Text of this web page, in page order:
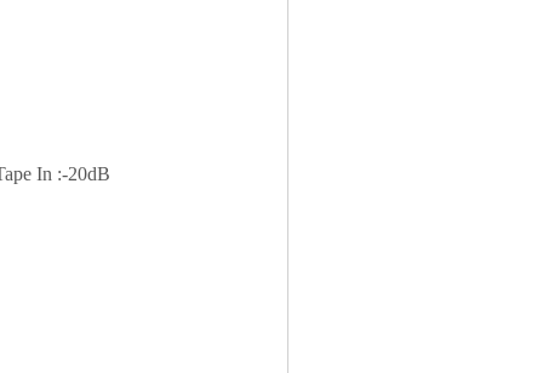
In :-20dB